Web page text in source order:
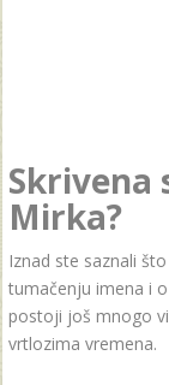
Skrivena
Mirka?
Iznad ste saznali
tumačenju imena i
postoji još mnogo
vrtlozima vremena.